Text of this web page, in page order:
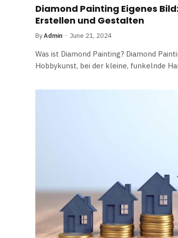
Diamond Painting Eigenes
Erstellen und Gestalten
ByAdmin June 21, 2024
Was ist Diamond Painting? Diamond
Hobbykunst, bei der kleine, funkelnde